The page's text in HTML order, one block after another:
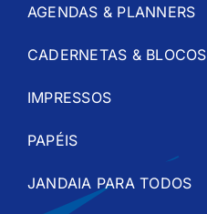
AGENDAS & PLANNERS
CADERNETAS & BLOCOS
IMPRESSOS
PAPÉIS
JANDAIA PARA TODOS